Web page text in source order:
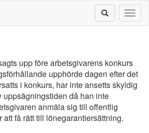
upp före arbetsgivarens konkurs
upphörde dagen efter det
i konkurs, har inte ansetts skyldig
uppsägningstiden då han inte
anmäla sig till offentlig
att få rätt till lönegarantiersättning.